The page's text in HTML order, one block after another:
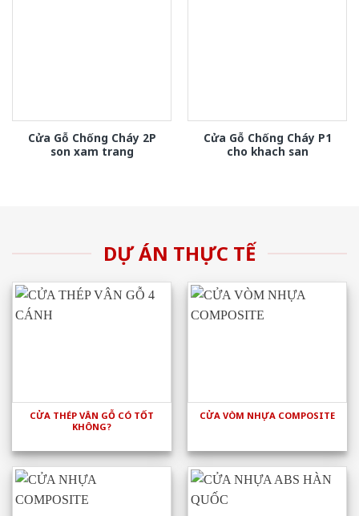
Cửa Gỗ Chống Cháy 2P
son xam trang
Cửa Gỗ Chống Cháy P1
cho khach san
DỰ ÁN THỰC TẾ
CỬA THÉP VÂN GỖ CÓ TỐT
KHÔNG?
CỬA VÒM NHỰA COMPOSITE